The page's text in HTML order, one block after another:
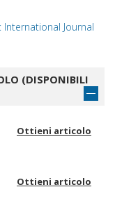
Journal
(DISPONIBILI
Ottieni articolo
Ottieni articolo